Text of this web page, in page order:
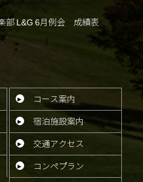
部 L&G 6月例会 成績表
コース案内
宿泊施設案内
交通アクセス
コンペプラン